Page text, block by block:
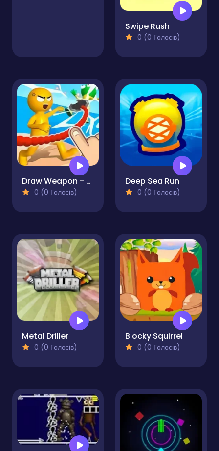
Swipe Rush
0 (0 Голосів)
Draw Weapon - Fight Party
0 (0 Голосів)
Deep Sea Run
0 (0 Голосів)
Metal Driller
0 (0 Голосів)
Blocky Squirrel
0 (0 Голосів)